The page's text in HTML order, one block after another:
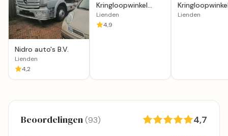
Nidro auto's B.V.
Lienden
4,2
Kringloopwinkel
Stichting Second
Life
Lienden
4,9
Lienden
Beoordelingen(93) 4,7